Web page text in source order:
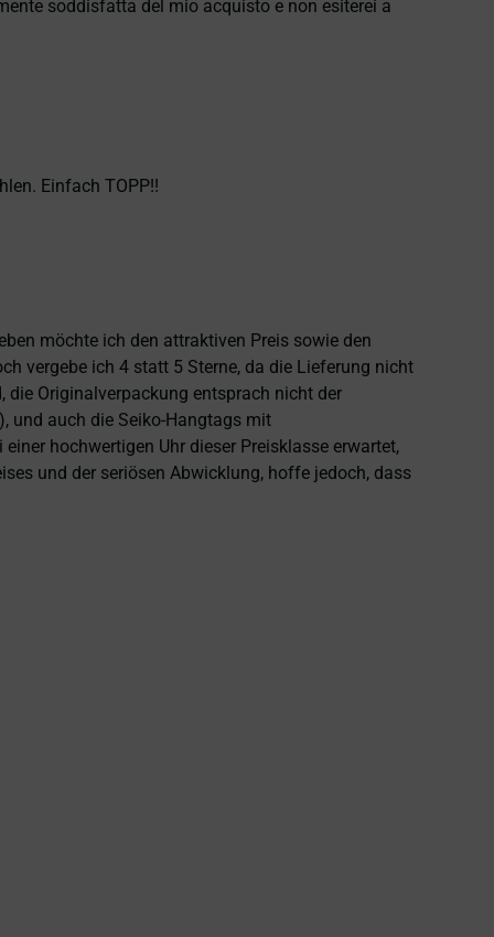
soddisfatta del mio acquisto e non esiterei a
Einfach TOPP!!
möchte ich den attraktiven Preis sowie den
vergebe ich 4 statt 5 Sterne, da die Lieferung nicht
die Originalverpackung entsprach nicht der
und auch die Seiko-Hangtags mit
hochwertigen Uhr dieser Preisklasse erwartet,
und der seriösen Abwicklung, hoffe jedoch, dass